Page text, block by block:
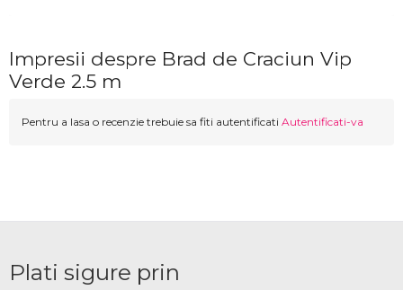
Impresii despre Brad de Craciun Vip
Verde 2.5 m
Pentru a lasa o recenzie trebuie sa fiti autentificati Autentificati-va
Plati sigure prin